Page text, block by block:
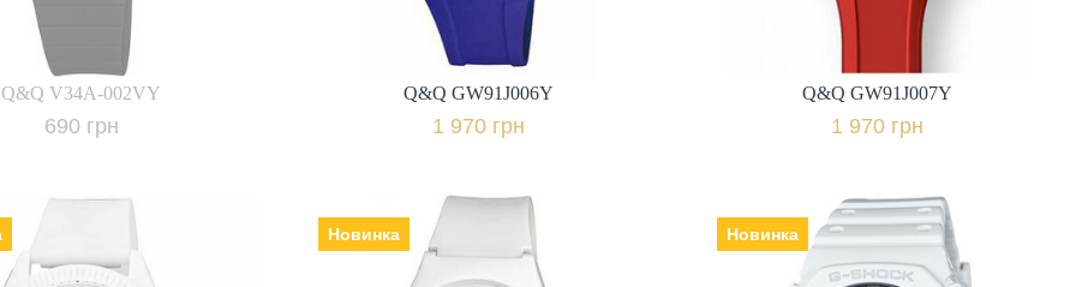
+ порівняти
про наявність
Q&Q V34A-002VY
690 грн
+ порівняти
Q&Q GW91J006Y
1 970 грн
Q&Q GW91J007Y
1 970 грн
Новинка Новинка